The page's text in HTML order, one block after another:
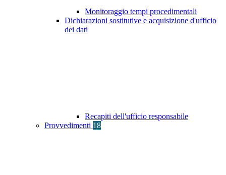
Monitoraggio tempi procedimentali
Dichiarazioni sostitutive e acquisizione d'ufficio
dei dati
Recapiti dell'ufficio responsabile
Provvedimenti 18